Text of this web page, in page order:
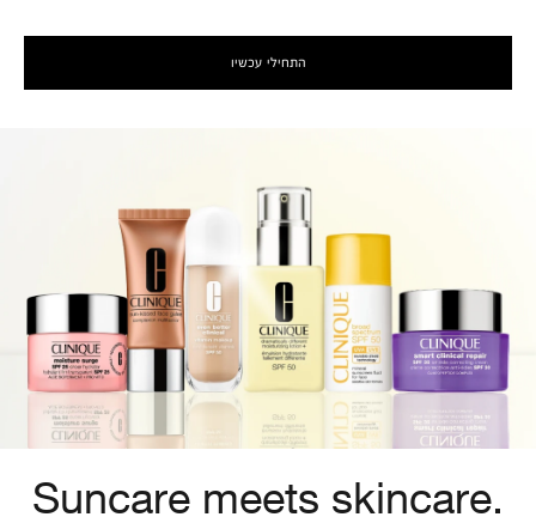
התחילי עכשיו
Suncare meets skincare.